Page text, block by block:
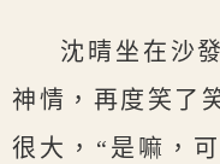
沈晴坐在沙
神情，再度笑了
很大，“是嘛，